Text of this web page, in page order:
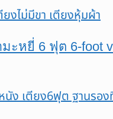
หยี่ 6 ฟุต 6-foot